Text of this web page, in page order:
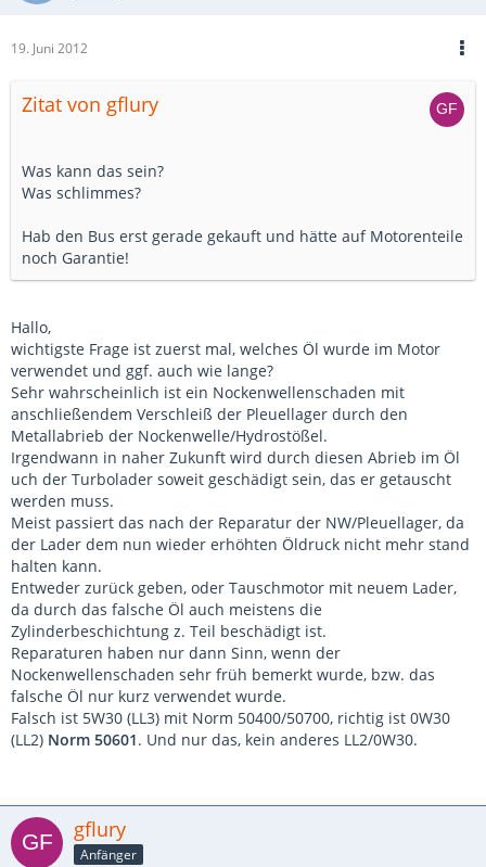
19. Juni 2012
Zitat von gflury
Was kann das sein?
Was schlimmes?
Hab den Bus erst gerade gekauft und hätte auf Motorenteile
noch Garantie!
Hallo,
wichtigste Frage ist zuerst mal, welches Öl wurde im Motor
verwendet und ggf. auch wie lange?
Sehr wahrscheinlich ist ein Nockenwellenschaden mit
anschließendem Verschleiß der Pleuellager durch den
Metallabrieb der Nockenwelle/Hydrostößel.
Irgendwann in naher Zukunft wird durch diesen Abrieb im Öl
uch der Turbolader soweit geschädigt sein, das er getauscht
werden muss.
Meist passiert das nach der Reparatur der NW/Pleuellager, da
der Lader dem nun wieder erhöhten Öldruck nicht mehr stand
halten kann.
Entweder zurück geben, oder Tauschmotor mit neuem Lader,
da durch das falsche Öl auch meistens die
Zylinderbeschichtung z. Teil beschädigt ist.
Reparaturen haben nur dann Sinn, wenn der
Nockenwellenschaden sehr früh bemerkt wurde, bzw. das
falsche Öl nur kurz verwendet wurde.
Falsch ist 5W30 (LL3) mit Norm 50400/50700, richtig ist 0W30
(LL2) Norm 50601. Und nur das, kein anderes LL2/0W30.
gflury
Anfänger